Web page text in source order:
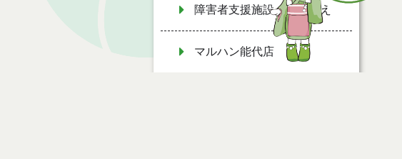
障害者支援施設 虹のいえ
マルハン能代店